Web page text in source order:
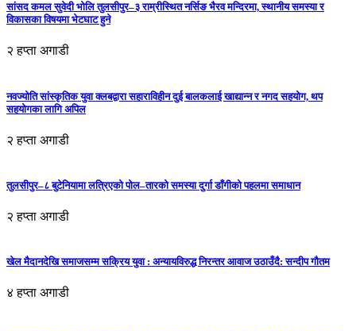
सांसद कमल सुवेदी भोलि तुलसीपुर–३ राम्रीस्थित नर्सिङ भैरव मन्दिरमा, स्थानीय समस्या र
विकासका विषयमा भेटघाट हुने
२ हप्ता अगाडी
नवज्योति सांस्कृतिक युवा क्लबद्वारा सहाराविहीन दुई बालकलाई खाद्यान्न र नगद सहयोग, थप
सहयोगका लागि अपिल
२ हप्ता अगाडी
तुलसीपुर–८ बुटेनियामा लत्रिएको पोल–तारको समस्या दुर्गा डाँगीको पहलमा समाधान
२ हप्ता अगाडी
खेल मैदानदेखि समाजसम्म सक्रिय युवा : अन्यायविरुद्ध निरन्तर आवाज उठाउँदै: सन्दीप गौतम
४ हप्ता अगाडी